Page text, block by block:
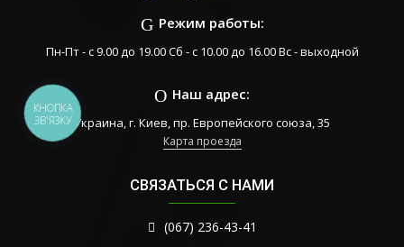
Режим работы:
Пн-Пт - с 9.00 до 19.00 Сб - с 10.00 до 16.00 Вс - выходной
Наш адрес:
Украина, г. Киев, пр. Европейского союза, 35
Карта проезда
СВЯЗАТЬСЯ С НАМИ
(067) 236-43-41
КНОПКА
ЗВ'ЯЗКУ